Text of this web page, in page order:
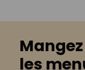
les